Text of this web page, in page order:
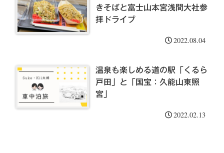
きそばと富士山本宮浅間大社参
拝ドライブ
2022.08.04
温泉も楽しめる道の駅「くるら
戸田」と「国宝：久能山東照
宮」
2022.02.13